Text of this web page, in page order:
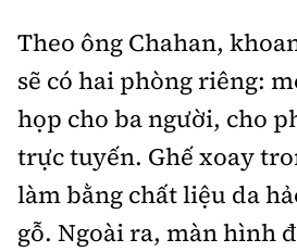
Theo ông Chahan,
sẽ có hai phòng riêng:
họp cho ba người, cho
trực tuyến. Ghế xoay
làm bằng chất liệu da
gỗ. Ngoài ra, màn hình